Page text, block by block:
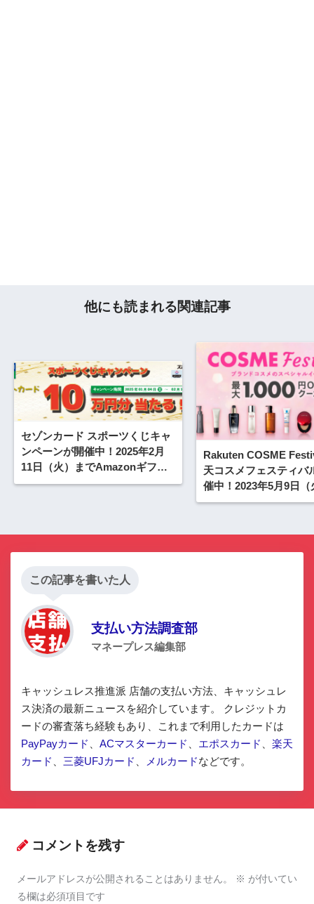
他にも読まれる関連記事
セゾンカード スポーツくじキャ
ンペーンが開催中！2025年2月
11日（火）までAmazonギフト
カード10万円分が当たる
Rakuten COSME
天コスメフェスティバ
催中！2023年5月9日（
最大1,000円OFFクー
この記事を書いた人
支払い方法調査部
マネープレス編集部
キャッシュレス推進派 店舗の支払い方法、キャッシュレ
ス決済の最新ニュースを紹介しています。 クレジットカ
ードの審査落ち経験もあり、これまで利用したカードは
PayPayカード
ACマスターカード エポスカード
楽天
カード
三菱UFJカード メルカードなどです。
コメントを残す
メールアドレスが公開されることはありません。 ※ が付いてい
る欄は必須項目です